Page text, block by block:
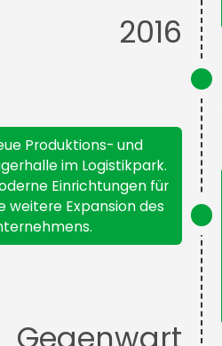
2016
Produktions- und
im Logistikpark.
Einrichtungen für
weitere Expansion des